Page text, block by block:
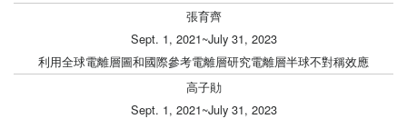
張育齊
Sept. 1, 2021~July 31, 2023
利用全球電離層圖和國際參考電離層研究電離層半球不對稱效應
高子勛
Sept. 1, 2021~July 31, 2023